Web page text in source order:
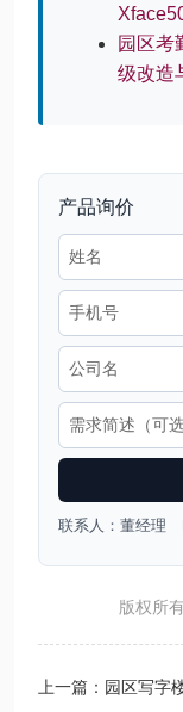
园区考
级改造
产品询价
联系人：董经理
版权所
上一篇：园区写